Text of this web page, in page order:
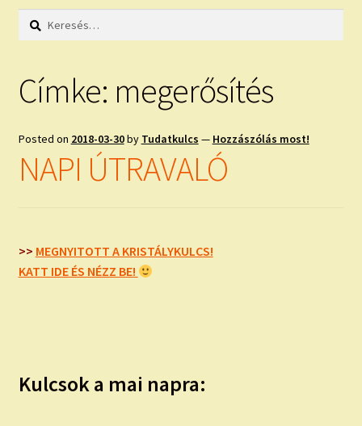
HOLDNAPTÁR
KÉRJ EGY MEGERŐSÍTÉST!
Keresés:
Címke: megerősítés
Posted on 2018-03-30by Tudatkulcs — Hozzászólás most!
NAPI ÚTRAVALÓ
>> MEGNYITOTT A KRISTÁLYKULCS!
KATT IDE ÉS NÉZZ BE!
Kulcsok a mai napra: